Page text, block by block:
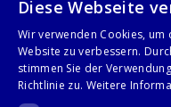
AGB
KONTAKT
Diese Webseite
Wir verwenden Cookies,
Website zu verbessern.
stimmen Sie der
Richtlinie zu. Weitere